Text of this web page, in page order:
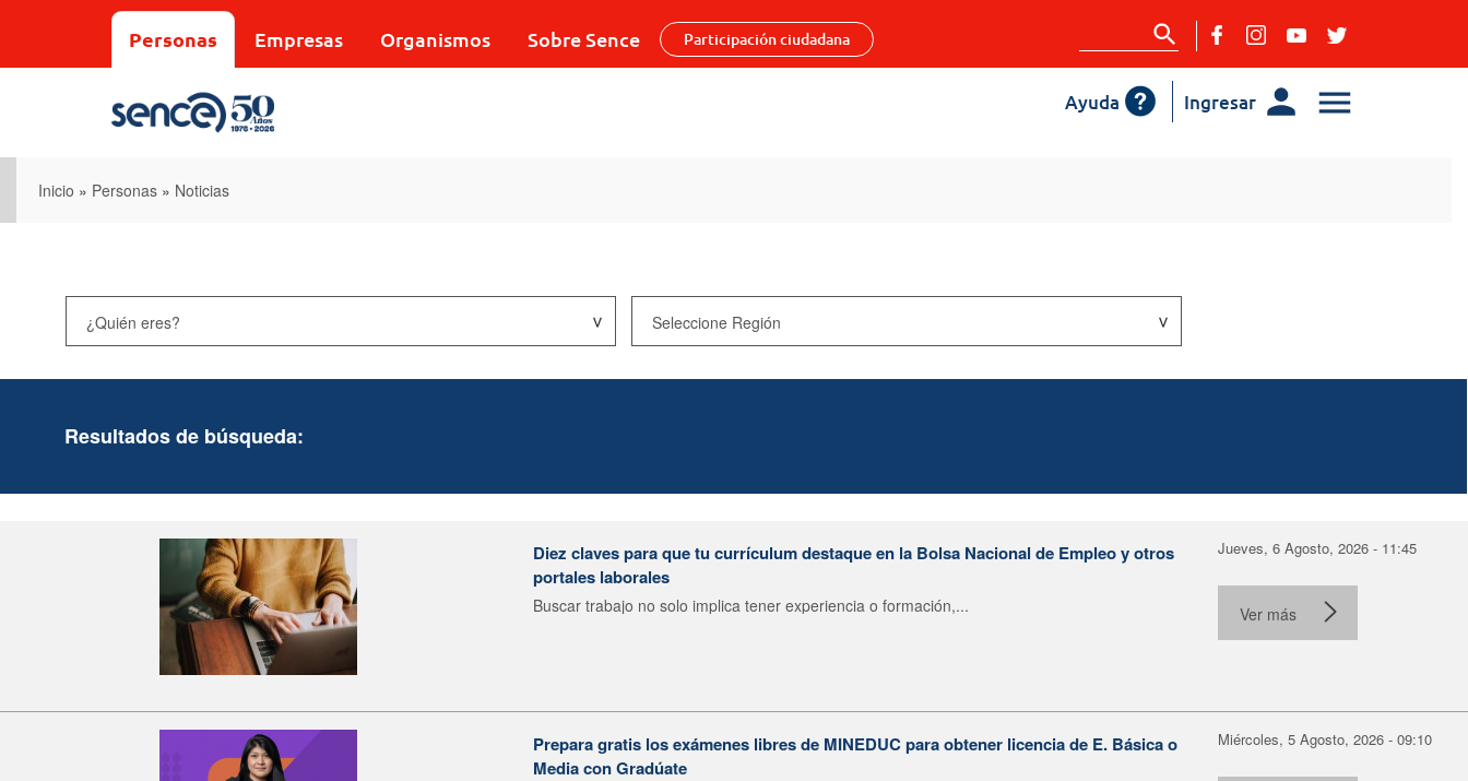
Personas Empresas Organismos Sobre Sence Participación ciudadana
Ingresar
Ayuda
Inicio » Personas » Noticias
Resultados de búsqueda:
Diez claves para que tu currículum destaque en la Bolsa Nacional de Empleo y otros
portales laborales
Buscar trabajo no solo implica tener experiencia o formación,...
Jueves, 6 Agosto, 2026 - 11:45
Ver más
Prepara gratis los exámenes libres de MINEDUC para obtener licencia de E. Básica o
Media con Gradúate
Miércoles, 5 Agosto, 2026 - 09:10